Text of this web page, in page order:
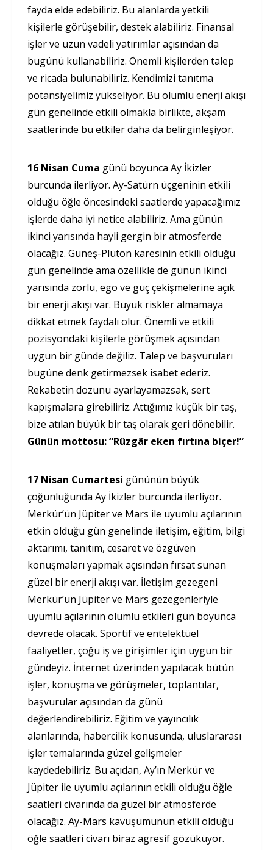
fayda elde edebiliriz. Bu alanlarda yetkili
kişilerle görüşebilir, destek alabiliriz. Finansal
işler ve uzun vadeli yatırımlar açısından da
bugünü kullanabiliriz. Önemli kişilerden talep
ve ricada bulunabiliriz. Kendimizi tanıtma
potansiyelimiz yükseliyor. Bu olumlu enerji akışı
gün genelinde etkili olmakla birlikte, akşam
saatlerinde bu etkiler daha da belirginleşiyor.
16 Nisan Cuma günü boyunca Ay İkizler
burcunda ilerliyor. Ay-Satürn üçgeninin etkili
olduğu öğle öncesindeki saatlerde yapacağımız
işlerde daha iyi netice alabiliriz. Ama günün
ikinci yarısında hayli gergin bir atmosferde
olacağız. Güneş-Plüton karesinin etkili olduğu
gün genelinde ama özellikle de günün ikinci
yarısında zorlu, ego ve güç çekişmelerine açık
bir enerji akışı var. Büyük riskler almamaya
dikkat etmek faydalı olur. Önemli ve etkili
pozisyondaki kişilerle görüşmek açısından
uygun bir günde değiliz. Talep ve başvuruları
bugüne denk getirmezsek isabet ederiz.
Rekabetin dozunu ayarlayamazsak, sert
kapışmalara girebiliriz. Attığımız küçük bir taş,
bize atılan büyük bir taş olarak geri dönebilir.
Günün mottosu: “Rüzgâr eken fırtına biçer!”
17 Nisan Cumartesi gününün büyük
çoğunluğunda Ay İkizler burcunda ilerliyor.
Merkür’ün Jüpiter ve Mars ile uyumlu açılarının
etkin olduğu gün genelinde iletişim, eğitim, bilgi
aktarımı, tanıtım, cesaret ve özgüven
konuşmaları yapmak açısından fırsat sunan
güzel bir enerji akışı var. İletişim gezegeni
Merkür’ün Jüpiter ve Mars gezegenleriyle
uyumlu açılarının olumlu etkileri gün boyunca
devrede olacak. Sportif ve entelektüel
faaliyetler, çoğu iş ve girişimler için uygun bir
gündeyiz. İnternet üzerinden yapılacak bütün
işler, konuşma ve görüşmeler, toplantılar,
başvurular açısından da günü
değerlendirebiliriz. Eğitim ve yayıncılık
alanlarında, habercilik konusunda, uluslararası
işler temalarında güzel gelişmeler
kaydedebiliriz. Bu açıdan, Ay’ın Merkür ve
Jüpiter ile uyumlu açılarının etkili olduğu öğle
saatleri civarında da güzel bir atmosferde
olacağız. Ay-Mars kavuşumunun etkili olduğu
öğle saatleri civarı biraz agresif gözüküyor.